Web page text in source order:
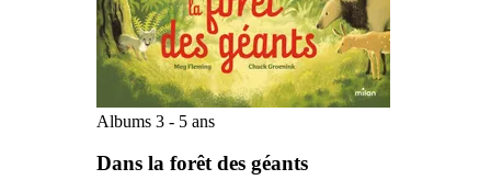
Albums 3 - 5 ans
Dans la forêt des géants